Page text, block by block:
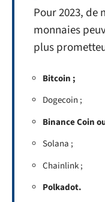
Pour 2023, de
monnaies
plus
Bitcoin ;
Dogecoin ;
Binance Coin
Solana ;
Chainlink ;
Polkadot.